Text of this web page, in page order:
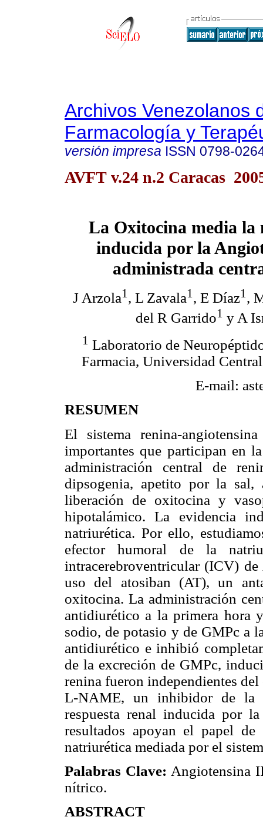
Archivos Venezolanos
Farmacología y
versión impresa ISSN 0798-
AVFT v.24 n.2 Caracas
La Oxitocina media la
inducida por la
administrada
J Arzola1 , L Zavala1 , E Díaz1 ,
del R Garrido1 y A
1 Laboratorio de
Farmacia, Universidad
E-mail:
RESUMEN
El sistema renina-
importantes que participan en
administración central de
dipsogenia, apetito por la sal,
liberación de oxitocina y
hipotalámico. La evidencia
natriurética. Por ello,
efector humoral de la
intracerebroventricular (ICV)
uso del atosiban (AT), un
oxitocina. La administración
antidiurético a la primera hora
sodio, de potasio y de GMPc a
antidiurético e inhibió
de la excreción de GMPc,
renina fueron independientes
L-NAME, un inhibidor de la
respuesta renal inducida por
resultados apoyan el papel
natriurética mediada por el
Palabras Clave: Angiotensina
nítrico.
ABSTRACT